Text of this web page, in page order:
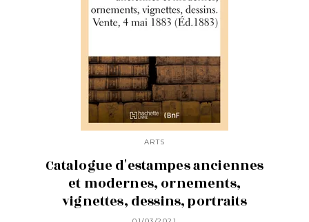
ARTS
Catalogue d'estampes anciennes
et modernes, ornements,
vignettes, dessins, portraits